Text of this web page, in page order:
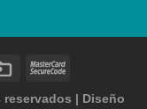
| Diseño